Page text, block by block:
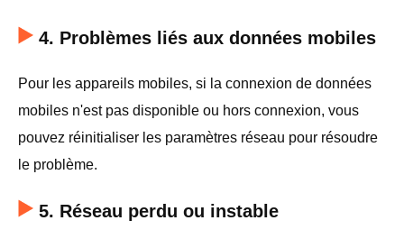
4. Problèmes liés aux données mobiles
Pour les appareils mobiles, si la connexion de données
mobiles n'est pas disponible ou hors connexion, vous
pouvez réinitialiser les paramètres réseau pour résoudre
le problème.
5. Réseau perdu ou instable